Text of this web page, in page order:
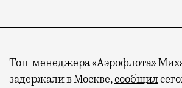
Топ-менеджера «Аэрофлота»
задержали в Москве,сообщил